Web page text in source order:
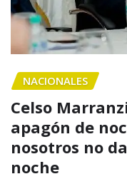
NACIONALES
Celso
apagón de
nosotros no
noche